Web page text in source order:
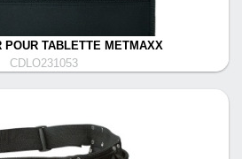
POUR TABLETTE METMAXX
CDLO231053